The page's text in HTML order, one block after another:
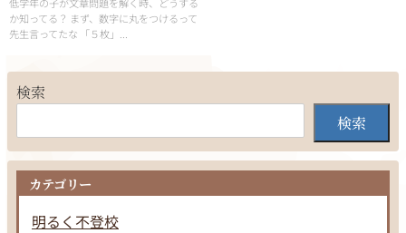
か知ってる？ まず、数字に丸をつけるって
先生言ってたな 「５枚」...
検索
検索
カテゴリー
明るく不登校